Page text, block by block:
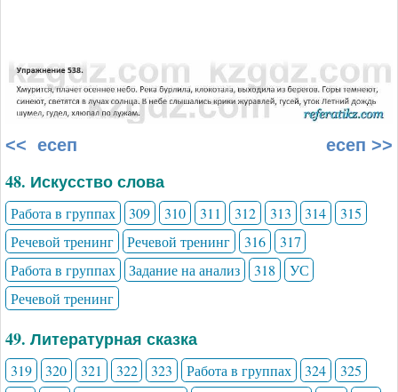
<< есеп есеп >>
48. Искусство слова
Работа в группах 309 310 311 312 313 314
315
Речевой тренинг
Речевой тренинг 316
317
Работа в группах
Задание на анализ 318
УС
Речевой тренинг
49. Литературная сказка
319 320 321 322 323 Работа в группах 324
325